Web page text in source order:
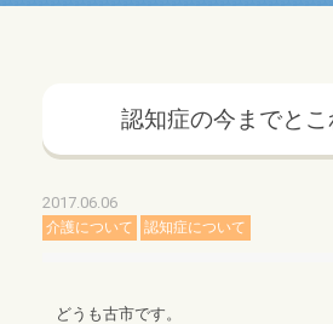
認知症の今までと
2017.06.06
介護について 認知症について
どうも古市です。